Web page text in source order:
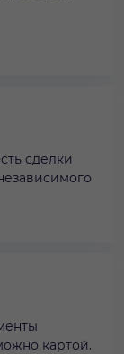
сделки
картой.